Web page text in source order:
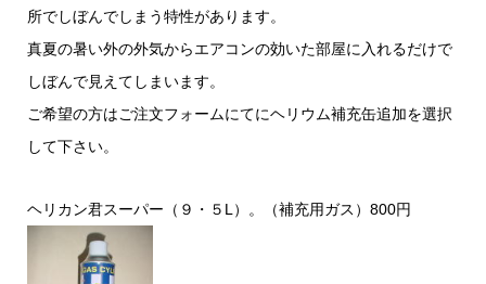
所でしぼんでしまう特性があります。
真夏の暑い外の外気からエアコンの効いた部屋に入れるだけで
しぼんで見えてしまいます。
ご希望の方はご注文フォームにてにヘリウム補充缶追加を選択
して下さい。
ヘリカン君スーパー（９・５L）。（補充用ガス）800円